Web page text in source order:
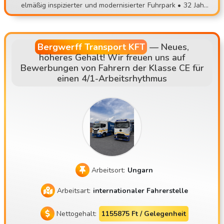
zen oder unvorhersehbaren Aufgaben, wechsle zu einem s
tabilen Team! 📞 Bewerbung: 📧 contisettrans@gmail.com
📱 +36 30 535 2693 ⚠️ Bitte bewirb dich nur, wenn du tats
ächlich zu einem persönlichen Vorstellungsgespräch komm
en kannst!
elmäßig inspizierter und modernisierter Fuhrpark • 32 Jahre
Erfahrung im Transportwesen • Abfahrt vom Standort, im F
estfahrersystem • Hauptrouten: AT, DE, NL, SK, CZ
Bergwerff Transport KFT — Neues,
höheres Gehalt! Wir freuen uns auf
Bewerbungen von Fahrern der Klasse CE für
einen 4/1-Arbeitsrhythmus
Arbeitsort: Ungarn
Arbeitsart: internationaler Fahrerstelle
Nettogehalt: 1155875 Ft / Gelegenheit